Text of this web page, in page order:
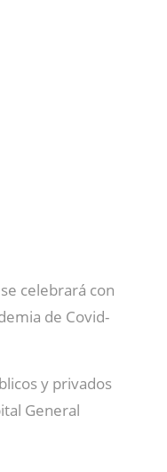
se celebrará con
de Covid-
y privados
General